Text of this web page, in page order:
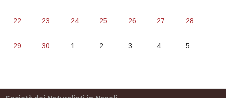
22 23 24 25 26 27 28
29 30 1 2 3 4 5